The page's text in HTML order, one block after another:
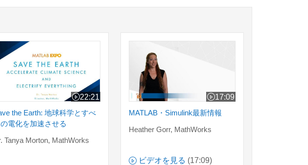
品価値向上への挑戦
the Earth: 地球科学とすべての電化を加速させる
22:21
ビデオの長さ 22:21
the Earth: 地球科学とすべ
電化を加速させる
Tanya Morton, MathWorks
17:09
ビデオの長さ 17:09
MATLAB・Simulink最新情報
Heather Gorr, MathWorks
ビデオを見る (17:09)